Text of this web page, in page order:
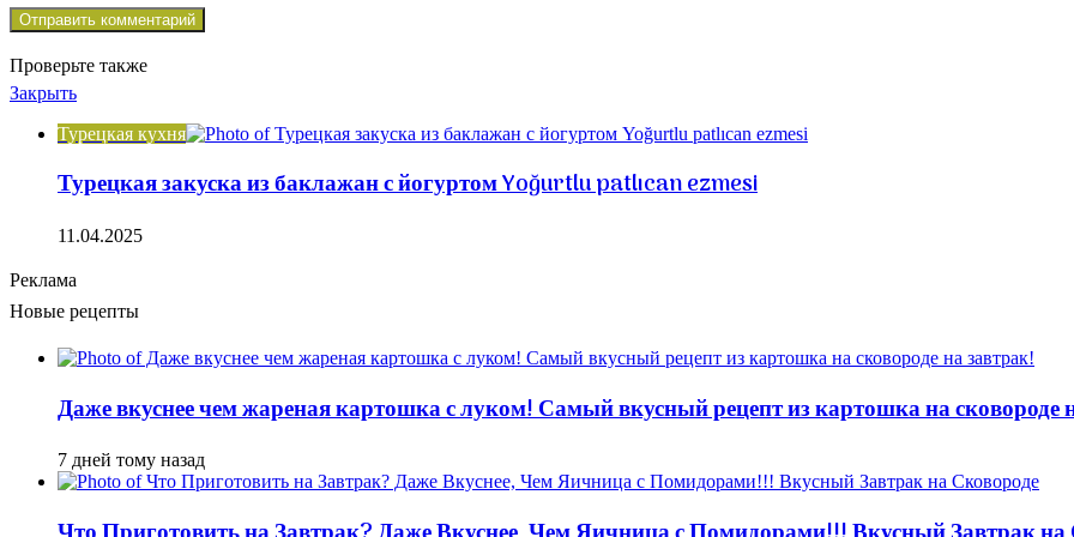
Проверьте также
Закрыть
Турецкая кухня
Турецкая закуска из баклажан с йогуртом Yoğurtlu patlıcan ezmesi
11.04.2025
Реклама
Новые рецепты
Даже вкуснее чем жареная картошка с луком! Самый вкусный рецепт из картошка на сковороде
7 дней тому назад